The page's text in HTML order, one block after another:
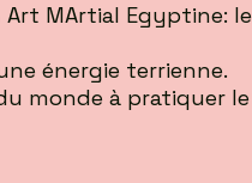
MArtial Egyptine: le
énergie terrienne.
monde à pratiquer le